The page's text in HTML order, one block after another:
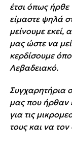
έτσι όπως ήρθε
είμαστε ψηλά
μείνουμε εκεί,
μας ώστε να
κερδίσουμε
Λεβαδειακό.
Συγχαρητήρια
μας που ήρθαν
για τις
τους και να